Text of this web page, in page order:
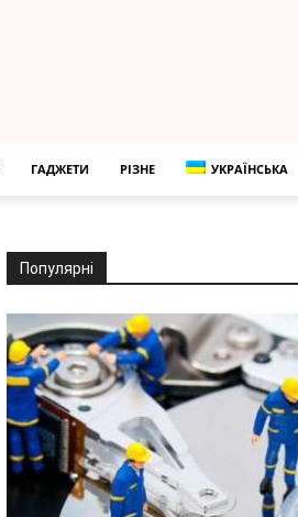
ГАДЖЕТИ РІЗНЕ УКРАЇНСЬКА
Популярні